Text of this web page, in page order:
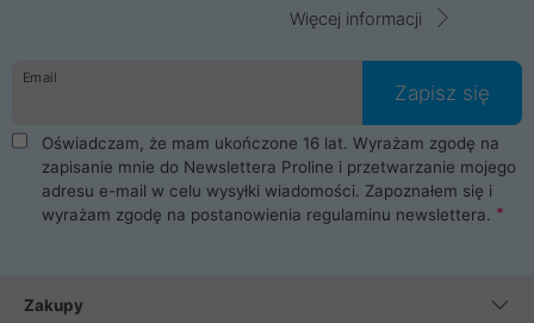
Więcej informacji
Email
Zapisz się
Oświadczam, że mam ukończone 16 lat. Wyrażam zgodę na
zapisanie mnie do Newslettera Proline i przetwarzanie mojego
adresu e-mail w celu wysyłki wiadomości. Zapoznałem się i
wyrażam zgodę na postanowienia regulaminu newslettera.
Zakupy